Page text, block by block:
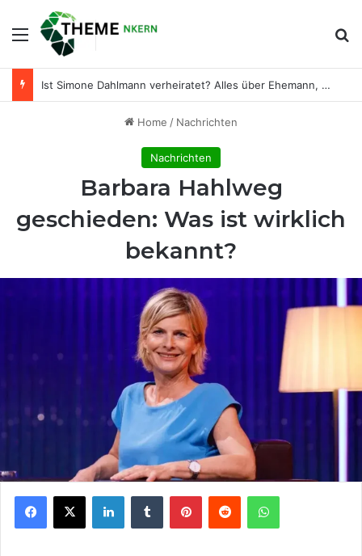
Menu
Ist Simone Dahlmann verheiratet? Alles über Ehemann, Privatleben und Karriere
Home / Nachrichten
Nachrichten
Barbara Hahlweg
geschieden: Was ist wirklich
bekannt?
Facebook
X LinkedInTumblr PinterestReddit WhatsApp